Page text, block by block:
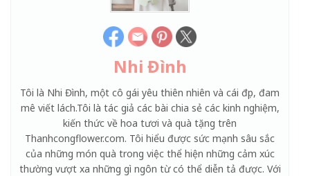
Nhi Đình
Tôi là Nhi Đình, một cô gái yêu thiên nhiên và cái đẹp, đam
mê viết lách.Tôi là tác giả các bài chia sẻ các kinh nghiệm,
kiến thức về hoa tươi và quà tặng trên
Thanhcongflower.com. Tôi hiểu được sức mạnh sâu sắc
của những món quà trong việc thể hiện những cảm xúc
thường vượt xa những gì ngôn từ có thể diễn tả được. Với